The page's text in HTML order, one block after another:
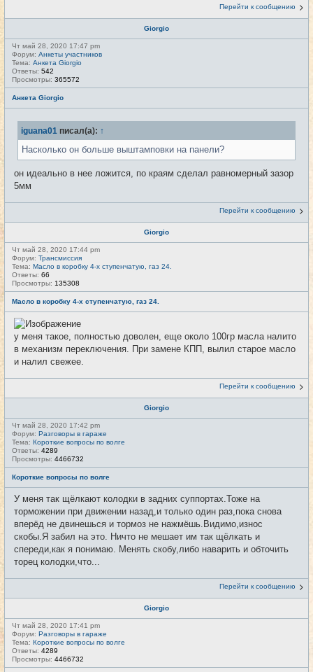
Перейти к сообщению
Giorgio
Чт май 28, 2020 17:47 pm
Форум: Анкеты участников
Тема: Анкета Giorgio
Ответы: 542
Просмотры: 365572
Анкета Giorgio
iguana01 писал(а): ↑
Насколько он больше выштамповки на панели?
он идеально в нее ложится, по краям сделал равномерный зазор
5мм
Перейти к сообщению
Giorgio
Чт май 28, 2020 17:44 pm
Форум: Трансмиссия
Тема: Масло в коробку 4-х ступенчатую, газ 24.
Ответы: 66
Просмотры: 135308
Масло в коробку 4-х ступенчатую, газ 24.
у меня такое, полностью доволен, еще около 100гр масла налито
в механизм переключения. При замене КПП, вылил старое масло
и налил свежее.
Перейти к сообщению
Giorgio
Чт май 28, 2020 17:42 pm
Форум: Разговоры в гараже
Тема: Короткие вопросы по волге
Ответы: 4289
Просмотры: 4466732
Короткие вопросы по волге
У меня так щёлкают колодки в задних суппортах.Тоже на
торможении при движении назад,и только один раз,пока снова
вперёд не двинешься и тормоз не нажмёшь.Видимо,износ
скобы.Я забил на это. Ничто не мешает им так щёлкать и
спереди,как я понимаю. Менять скобу,либо наварить и обточить
торец колодки,что...
Перейти к сообщению
Giorgio
Чт май 28, 2020 17:41 pm
Форум: Разговоры в гараже
Тема: Короткие вопросы по волге
Ответы: 4289
Просмотры: 4466732